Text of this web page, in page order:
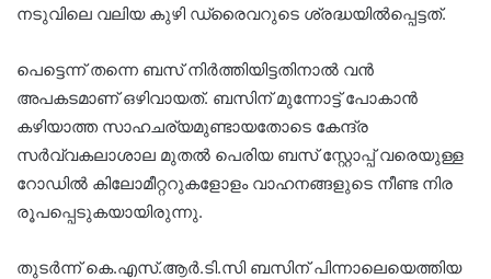
നടുവിലെ വലിയ കുഴി ഡ്രൈവറുടെ ശ്രദ്ധയിൽപ്പെട്ടത്.
പെട്ടെന്ന് തന്നെ ബസ് നിർത്തിയിട്ടതിനാൽ വൻ
അപകടമാണ് ഒഴിവായത്. ബസിന് മുന്നോട്ട് പോകാൻ
കഴിയാത്ത സാഹചര്യമുണ്ടായതോടെ കേന്ദ്ര
സർവ്വകലാശാല മുതൽ പെരിയ ബസ് സ്റ്റോപ്പ് വരെയുള്ള
റോഡിൽ കിലോമീറ്ററുകളോളം വാഹനങ്ങളുടെ നീണ്ട നിര
രൂപപ്പെടുകയായിരുന്നു.
തുടർന്ന് കെ.എസ്.ആർ.ടി.സി ബസിന് പിന്നാലെയെത്തിയ